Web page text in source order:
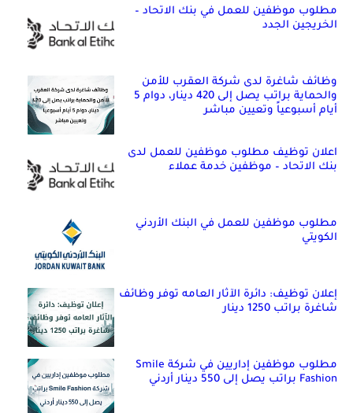
مطلوب موظفين للعمل في بنك الاتحاد –
الخريجين الجدد
وظائف شاغرة لدى شركة العقرب للأمن
والحماية براتب يصل إلى 420 دينار، دوام 5
أيام أسبوعياً وتعيين مباشر
اعلان توظيف مطلوب موظفين للعمل لدى
بنك الاتحاد – موظفين خدمة عملاء
مطلوب موظفين للعمل في البنك الأردني
الكويتي
إعلان توظيف: دائرة الآثار العامه توفر وظائف
شاغرة براتب 1250 دينار
مطلوب موظفين إداريين في شركة Smile
Fashion براتب يصل إلى 550 دينار أردني